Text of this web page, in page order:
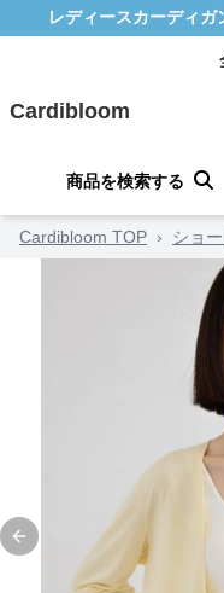
レディースカーディ
Cardibloom
商品を検索する
Cardibloom TOP › ショ
Previous slide